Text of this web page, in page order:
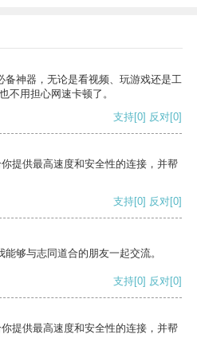
备神器，无论是看视频、玩游戏还是工
不用担心网速卡顿了。
支持[0] 反对[0]
提供最高速度和安全性的连接，并帮
支持[0] 反对[0]
够与志同道合的朋友一起交流。
支持[0] 反对[0]
提供最高速度和安全性的连接，并帮